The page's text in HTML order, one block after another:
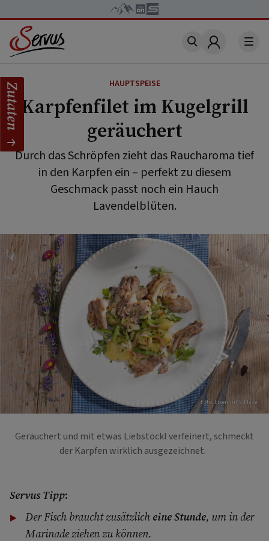
Account
HAUPTSPEISE
Karpfenfilet im Kugelgrill
geräuchert
Durch das Schröpfen zieht das Raucharoma tief
in den Karpfen ein – perfekt zu diesem
Geschmack passt noch ein Hauch
Lavendelblüten.
Foto: Eisenhut & Mayer
Geräuchert und mit etwas Liebstöckl verfeinert, schmeckt
der Karpfen wirklich ausgezeichnet.
Servus Tipp:
Der Fisch braucht zusätzlich eine Stunde, um in der
Marinade ziehen zu können.
Zutaten